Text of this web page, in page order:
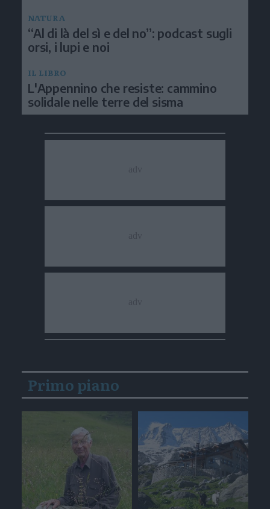
NATURA
“Al di là del sì e del no”: podcast sugli
orsi, i lupi e noi
IL LIBRO
L'Appennino che resiste: cammino
solidale nelle terre del sisma
Primo piano